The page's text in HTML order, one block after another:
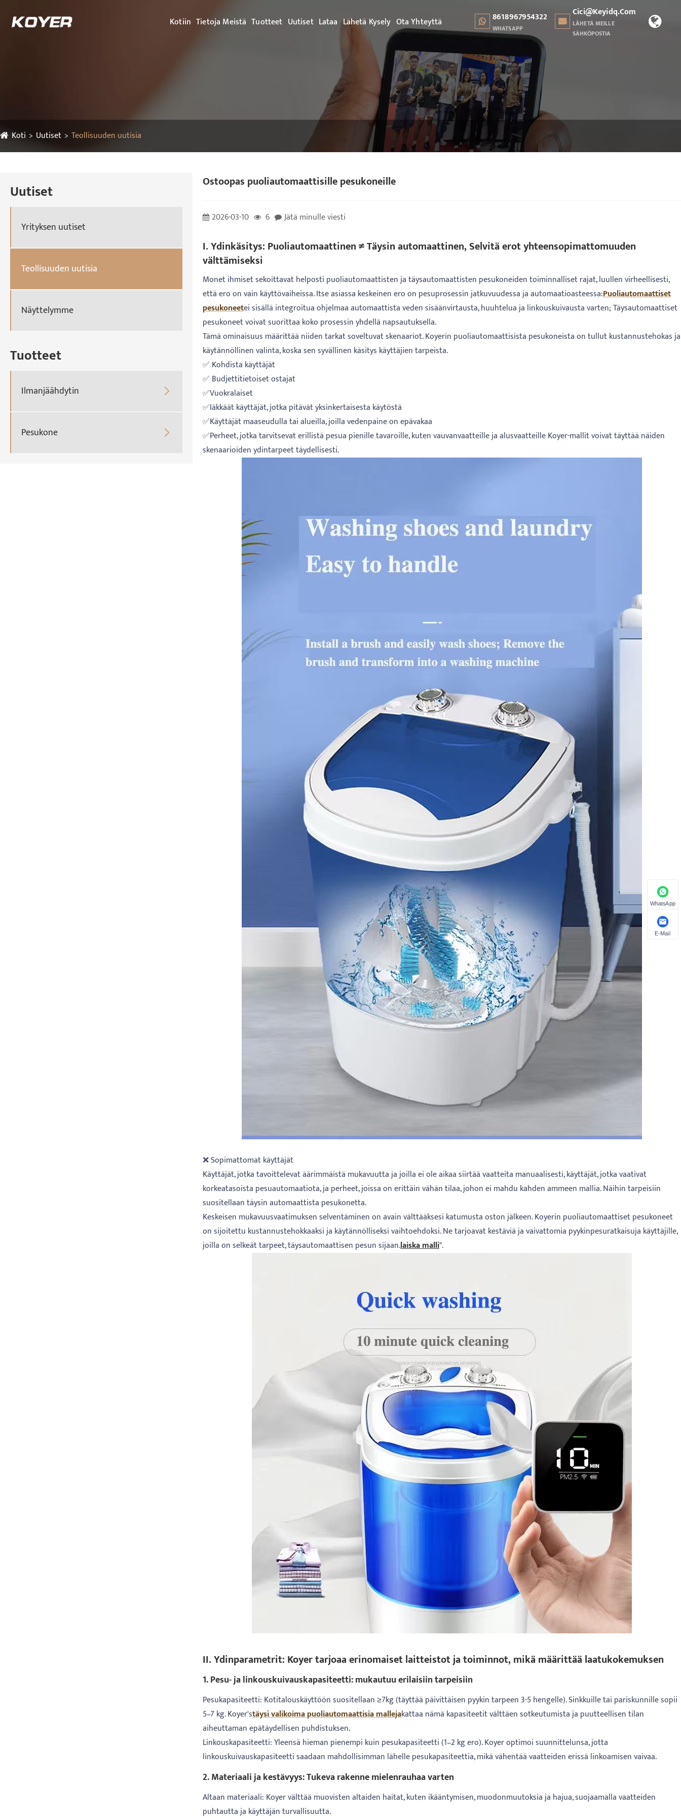
Kotiin Tietoja Meistä Tuotteet Uutiset Lataa Lähetä Kysely Ota Yhteyttä 8618967954322
WHATSAPP
Cici@keyidq.com
LÄHETÄ MEILLE
SÄHKÖPOSTIA
Koti Uutiset Teollisuuden uutisia
Uutiset
Yrityksen uutiset
Teollisuuden uutisia
Näyttelymme
Tuotteet
Ilmanjäähdytin 
Pesukone 
Ostoopas puoliautomaattisille pesukoneille
2026-03-10 6 Jätä minulle viesti
I. Ydinkäsitys: Puoliautomaattinen ≠ Täysin automaattinen, Selvitä erot yhteensopimattomuuden
välttämiseksi
Monet ihmiset sekoittavat helposti puoliautomaattisten ja täysautomaattisten pesukoneiden toiminnalliset rajat, luullen virheellisesti,
että ero on vain käyttövaiheissa. Itse asiassa keskeinen ero on pesuprosessin jatkuvuudessa ja automaatioasteessa:Puoliautomaattiset
pesukoneetei sisällä integroitua ohjelmaa automaattista veden sisäänvirtausta, huuhtelua ja linkouskuivausta varten; Täysautomaattiset
pesukoneet voivat suorittaa koko prosessin yhdellä napsautuksella.
Tämä ominaisuus määrittää niiden tarkat soveltuvat skenaariot. Koyerin puoliautomaattisista pesukoneista on tullut kustannustehokas ja
käytännöllinen valinta, koska sen syvällinen käsitys käyttäjien tarpeista.
✅ Kohdista käyttäjät
✅ Budjettitietoiset ostajat
✅Vuokralaiset
✅Iäkkäät käyttäjät, jotka pitävät yksinkertaisesta käytöstä
✅Käyttäjät maaseudulla tai alueilla, joilla vedenpaine on epävakaa
✅Perheet, jotka tarvitsevat erillistä pesua pienille tavaroille, kuten vauvanvaatteille ja alusvaatteille Koyer-mallit voivat täyttää näiden
skenaarioiden ydintarpeet täydellisesti.
❌ Sopimattomat käyttäjät
Käyttäjät, jotka tavoittelevat äärimmäistä mukavuutta ja joilla ei ole aikaa siirtää vaatteita manuaalisesti, käyttäjät, jotka vaativat
korkeatasoista pesuautomaatiota, ja perheet, joissa on erittäin vähän tilaa, johon ei mahdu kahden ammeen mallia. Näihin tarpeisiin
suositellaan täysin automaattista pesukonetta.
Keskeisen mukavuusvaatimuksen selventäminen on avain välttääksesi katumusta oston jälkeen. Koyerin puoliautomaattiset pesukoneet
on sijoitettu kustannustehokkaaksi ja käytännölliseksi vaihtoehdoksi. Ne tarjoavat kestäviä ja vaivattomia pyykinpesuratkaisuja käyttäjille,
joilla on selkeät tarpeet, täysautomaattisen pesun sijaan.laiska malli".
II. Ydinparametrit: Koyer tarjoaa erinomaiset laitteistot ja toiminnot, mikä määrittää laatukokemuksen
1. Pesu- ja linkouskuivauskapasiteetti: mukautuu erilaisiin tarpeisiin
Pesukapasiteetti: Kotitalouskäyttöön suositellaan ≥7kg (täyttää päivittäisen pyykin tarpeen 3-5 hengelle). Sinkkuille tai pariskunnille sopii
5–7 kg. Koyer'stäysi valikoima puoliautomaattisia mallejakattaa nämä kapasiteetit välttäen sotkeutumista ja puutteellisen tilan
aiheuttaman epätäydellisen puhdistuksen.
Linkouskapasiteetti: Yleensä hieman pienempi kuin pesukapasiteetti (1–2 kg ero). Koyer optimoi suunnittelunsa, jotta
linkouskuivauskapasiteetti saadaan mahdollisimman lähelle pesukapasiteettia, mikä vähentää vaatteiden erissä linkoamisen vaivaa.
2. Materiaali ja kestävyys: Tukeva rakenne mielenrauhaa varten
Altaan materiaali: Koyer välttää muovisten altaiden haitat, kuten ikääntymisen, muodonmuutoksia ja hajua, suojaamalla vaatteiden
puhtautta ja käyttäjän turvallisuutta.
WhatsApp
E-Mail